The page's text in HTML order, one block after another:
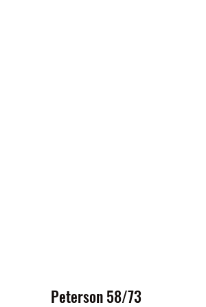
Peterson 58/73